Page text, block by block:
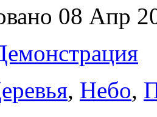
08 Апр
, Небо,